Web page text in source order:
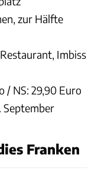
zur Hälfte
Imbiss
/ NS: 29,90 Euro
September
Franken